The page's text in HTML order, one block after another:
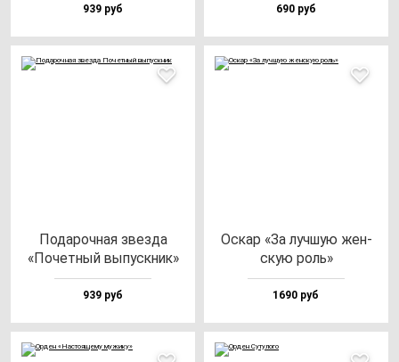
939 руб 690 руб
Пода­роч­ная звез­да
«Почет­ный вы­пус­кник»
939 руб
Оскар «За луч­шую жен­
скую роль»
1690 руб